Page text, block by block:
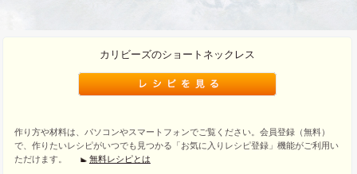
カリビーズのショートネックレス
作り方や材料は、パソコンやスマートフォンでご覧ください。会員登録（無料）
で、作りたいレシピがいつでも見つかる「お気に入りレシピ登録」機能がご利用い
ただけます。
無料レシピとは